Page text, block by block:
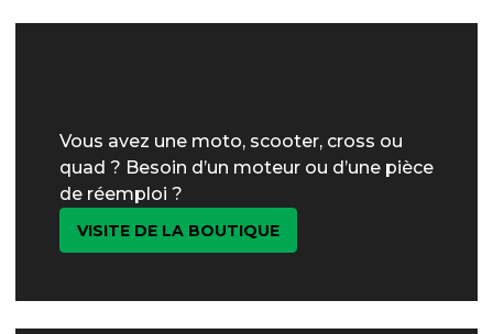
Vous avez une moto, scooter, cross ou
quad ? Besoin d’un moteur ou d’une pièce
de réemploi ?
VISITE DE LA BOUTIQUE